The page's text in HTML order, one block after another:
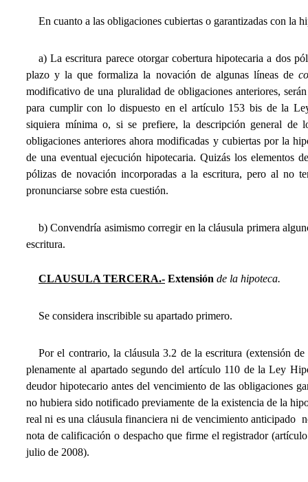
En cuanto a las obligaciones cubiertas o garantizadas con la
a) La escritura parece otorgar cobertura hipotecaria a dos
plazo y la que formaliza la novación de algunas líneas de
modificativo de una pluralidad de obligaciones anteriores,
para cumplir con lo dispuesto en el artículo 153 bis de la
siquiera mínima o, si se prefiere, la descripción general de
obligaciones anteriores ahora modificadas y cubiertas por la
de una eventual ejecución hipotecaria. Quizás los elementos
pólizas de novación incorporadas a la escritura, pero al no
pronunciarse sobre esta cuestión.
b) Convendría asimismo corregir en la cláusula primera
escritura.
CLAUSULA TERCERA.- Extensión de la hipoteca.
Se considera inscribible su apartado primero.
Por el contrario, la cláusula 3.2 de la escritura (extensión
plenamente al apartado segundo del artículo 110 de la Ley
deudor hipotecario antes del vencimiento de las obligaciones
no hubiera sido notificado previamente de la existencia de la
real ni es una cláusula financiera ni de vencimiento anticipado
nota de calificación o despacho que firme el registrador(artículo
julio de 2008).